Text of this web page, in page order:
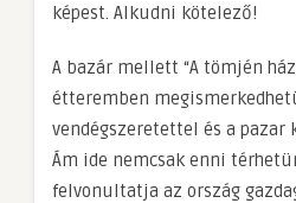
képest. Alkudni kötelező!
A bazár mellett “A tömjén
étteremben
vendégszeretettel és a pazar
Ám ide nemcsak enni
felvonultatja az ország